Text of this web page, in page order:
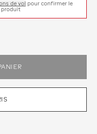
de vol pour confirmer le
produit